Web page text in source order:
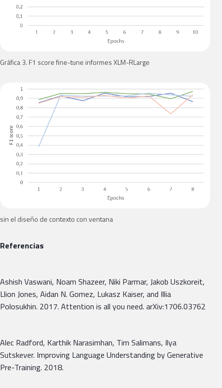
Gráfica 3. F1 score fine-tune informes XLM-RLarge
sin el diseño de contexto con ventana
Referencias
Ashish Vaswani, Noam Shazeer, Niki Parmar, Jakob Uszkoreit,
Llion Jones, Aidan N. Gomez, Lukasz Kaiser, and Illia
Polosukhin. 2017. Attention is all you need. arXiv:1706.03762
Alec Radford, Karthik Narasimhan, Tim Salimans, Ilya
Sutskever. Improving Language Understanding by Generative
Pre-Training. 2018.